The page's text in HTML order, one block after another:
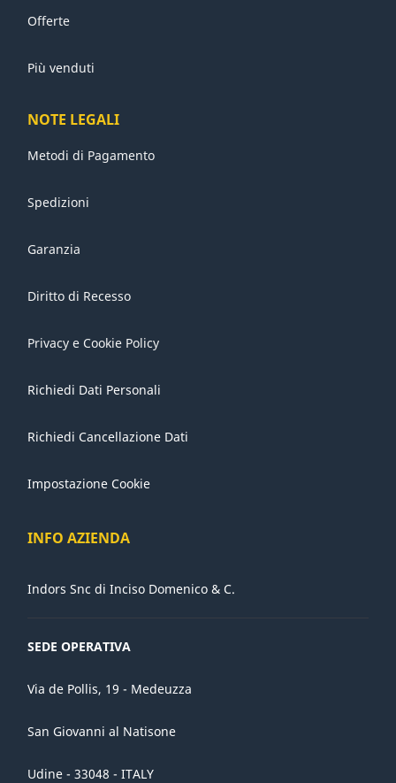
Offerte
Più venduti
NOTE LEGALI
Metodi di Pagamento
Spedizioni
Garanzia
Diritto di Recesso
Privacy e Cookie Policy
Richiedi Dati Personali
Richiedi Cancellazione Dati
Impostazione Cookie
INFO AZIENDA
Indors Snc di Inciso Domenico & C.
SEDE OPERATIVA
Via de Pollis, 19 - Medeuzza
San Giovanni al Natisone
Udine - 33048 - ITALY